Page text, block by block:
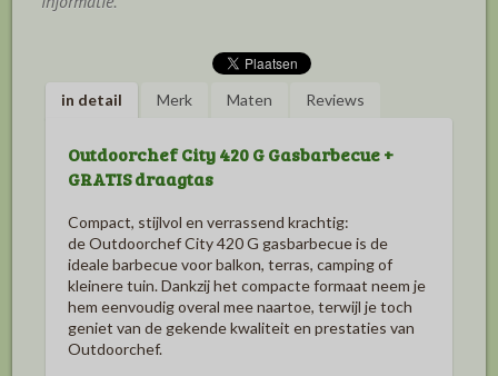
in detail Merk Maten Reviews
Outdoorchef City 420 G Gasbarbecue +
GRATIS draagtas
Compact, stijlvol en verrassend krachtig:
deOutdoorchefCity 420 G gasbarbecue is de
ideale barbecue voor balkon, terras, camping of
kleinere tuin. Dankzij het compacte formaat neem je
hem eenvoudig overal mee naartoe, terwijl je toch
geniet van de gekende kwaliteit en prestaties van
Outdoorchef.